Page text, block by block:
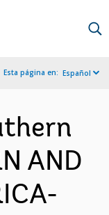
Esta página en: Español
AND